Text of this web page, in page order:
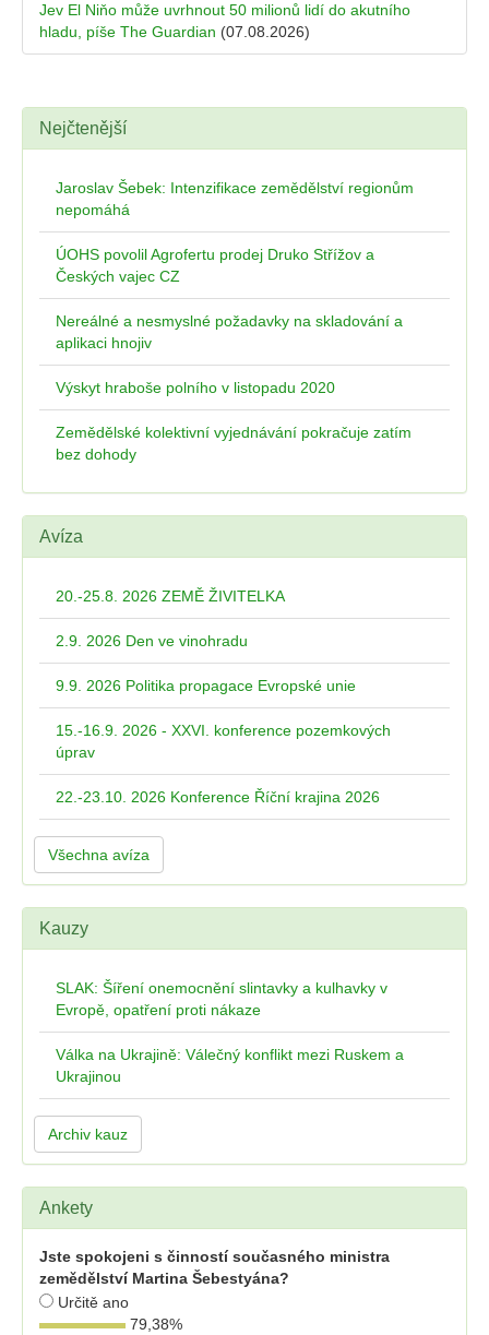
Jev El Niňo může uvrhnout 50 milionů lidí do akutního
hladu, píše The Guardian (07.08.2026)
Nejčtenější
Jaroslav Šebek: Intenzifikace zemědělství regionům
nepomáhá
ÚOHS povolil Agrofertu prodej Druko Střížov a
Českých vajec CZ
Nereálné a nesmyslné požadavky na skladování a
aplikaci hnojiv
Výskyt hraboše polního v listopadu 2020
Zemědělské kolektivní vyjednávání pokračuje zatím
bez dohody
Avíza
20.-25.8. 2026 ZEMĚ ŽIVITELKA
2.9. 2026 Den ve vinohradu
9.9. 2026 Politika propagace Evropské unie
15.-16.9. 2026 - XXVI. konference pozemkových
úprav
22.-23.10. 2026 Konference Říční krajina 2026
Všechna avíza
Kauzy
SLAK: Šíření onemocnění slintavky a kulhavky v
Evropě, opatření proti nákaze
Válka na Ukrajině: Válečný konflikt mezi Ruskem a
Ukrajinou
Archiv kauz
Ankety
Jste spokojeni s činností současného ministra
zemědělství Martina Šebestyána?
Určitě ano
79,38%